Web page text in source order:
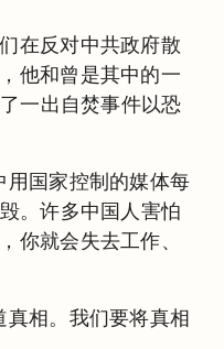
在反对中共政府散
他和曾是其中的一
一出自焚事件以恐
用国家控制的媒体每
。许多中国人害怕
你就会失去工作、
真相。我们要将真相